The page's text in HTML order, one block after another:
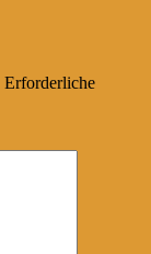
Erforderliche